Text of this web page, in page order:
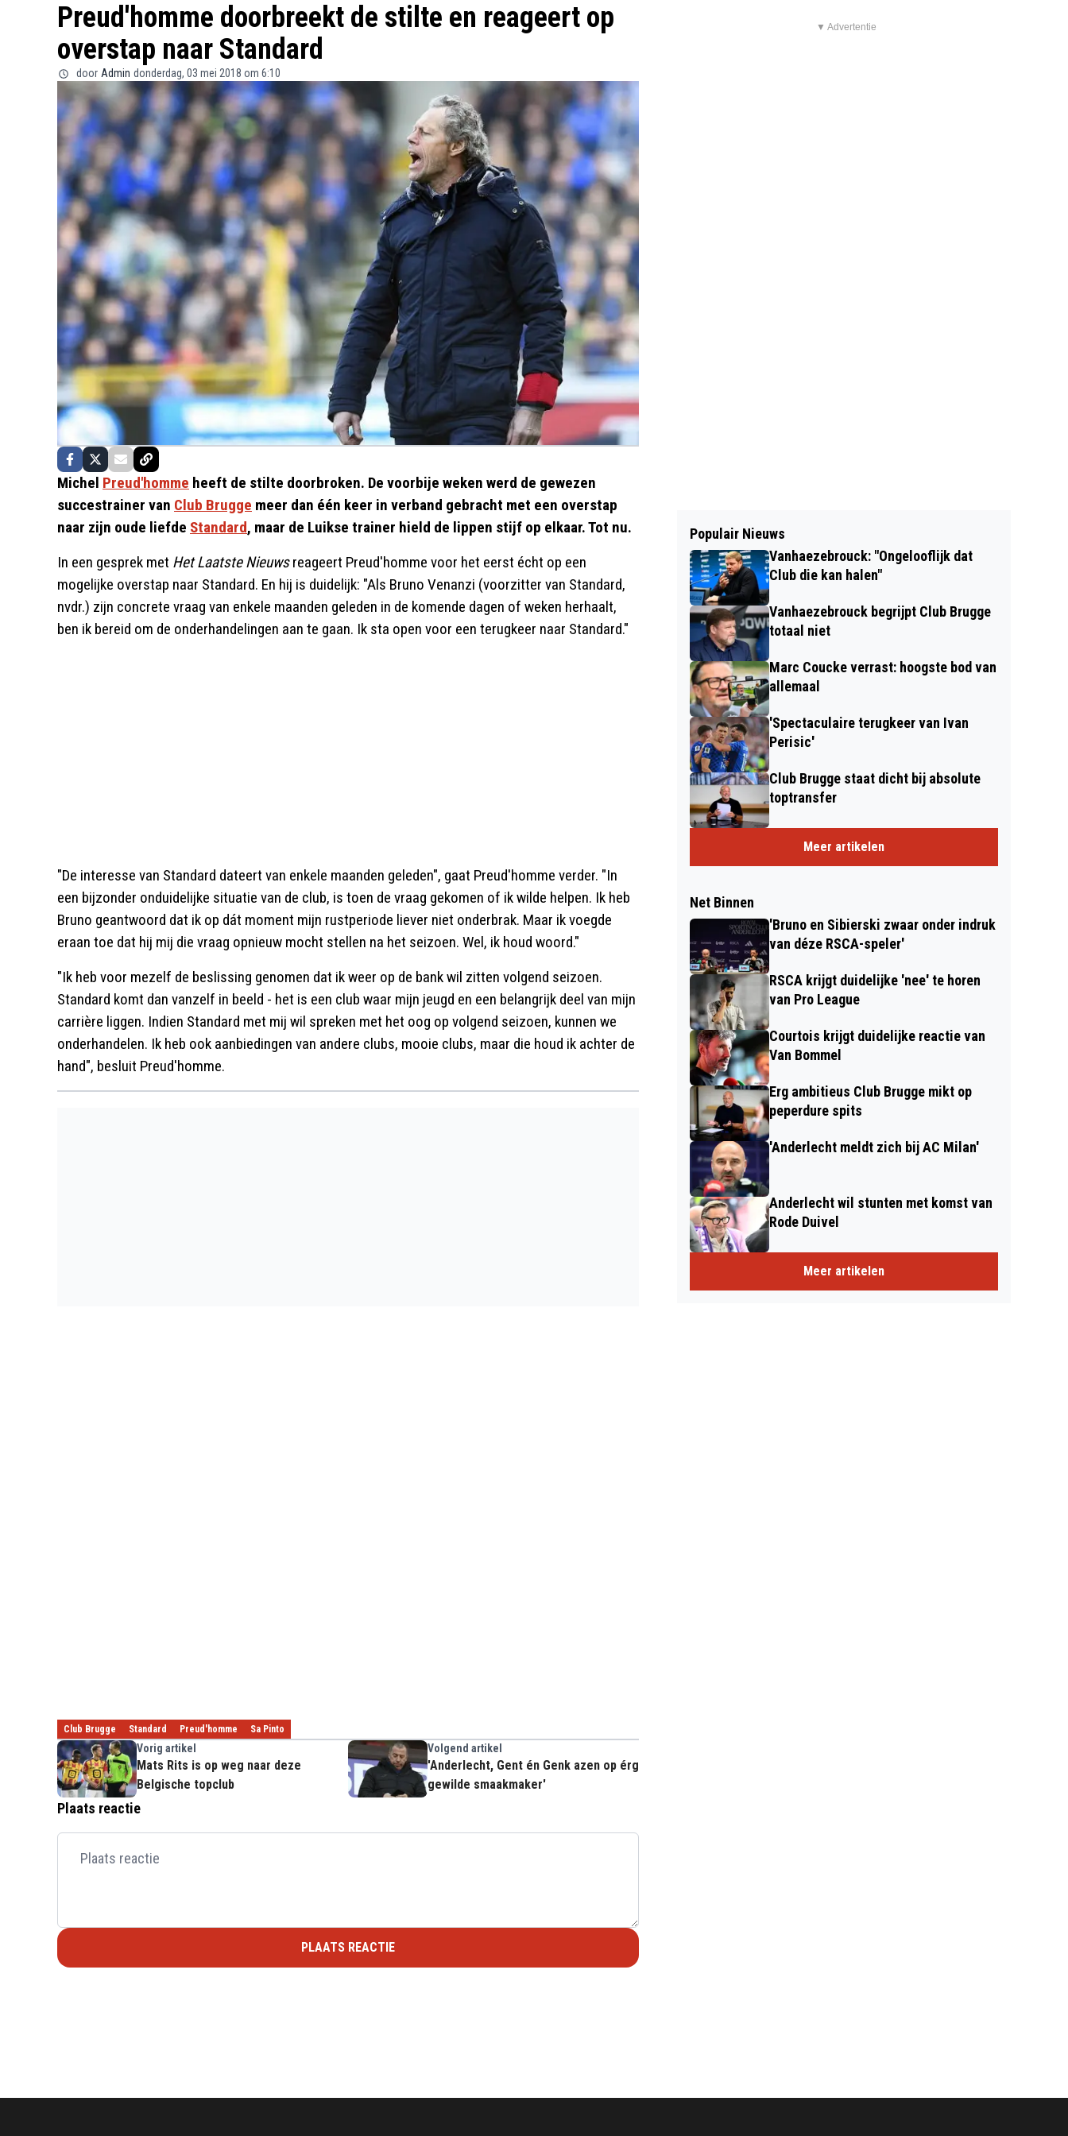
Preud'homme doorbreekt de stilte en reageert op
overstap naar Standard
door Admin donderdag, 03 mei 2018 om 6:10
Michel Preud'homme heeft de stilte doorbroken. De voorbije weken werd de gewezen
succestrainer van Club Brugge meer dan één keer in verband gebracht met een overstap
naar zijn oude liefde Standard, maar de Luikse trainer hield de lippen stijf op elkaar. Tot nu.
In een gesprek met Het Laatste Nieuwsreageert Preud'homme voor het eerst écht op een
mogelijke overstap naar Standard. En hij is duidelijk: "Als Bruno Venanzi (voorzitter van Standard,
nvdr.) zijn concrete vraag van enkele maanden geleden in de komende dagen of weken herhaalt,
ben ik bereid om de onderhandelingen aan te gaan. Ik sta open voor een terugkeer naar Standard."
"De interesse van Standard dateert van enkele maanden geleden", gaat Preud'homme verder. "In
een bijzonder onduidelijke situatie van de club, is toen de vraag gekomen of ik wilde helpen. Ik heb
Bruno geantwoord dat ik op dát moment mijn rustperiode liever niet onderbrak. Maar ik voegde
eraan toe dat hij mij die vraag opnieuw mocht stellen na het seizoen. Wel, ik houd woord."
"Ik heb voor mezelf de beslissing genomen dat ik weer op de bank wil zitten volgend seizoen.
Standard komt dan vanzelf in beeld - het is een club waar mijn jeugd en een belangrijk deel van mijn
carrière liggen. Indien Standard met mij wil spreken met het oog op volgend seizoen, kunnen we
onderhandelen. Ik heb ook aanbiedingen van andere clubs, mooie clubs, maar die houd ik achter de
hand", besluit Preud'homme.
Club Brugge Standard Preud'homme Sa Pinto
Vorig artikel
Mats Rits is op weg naar deze
Belgische topclub
Volgend artikel
'Anderlecht, Gent én Genk azen op érg
gewilde smaakmaker'
Plaats reactie
PLAATS REACTIE
▼ Advertentie
Populair Nieuws
Vanhaezebrouck: "Ongelooflijk dat
Club die kan halen"
Vanhaezebrouck begrijpt Club Brugge
totaal niet
Marc Coucke verrast: hoogste bod van
allemaal
'Spectaculaire terugkeer van Ivan
Perisic'
Club Brugge staat dicht bij absolute
toptransfer
Meer artikelen
Net Binnen
'Bruno en Sibierski zwaar onder indruk
van déze RSCA-speler'
RSCA krijgt duidelijke 'nee' te horen
van Pro League
Courtois krijgt duidelijke reactie van
Van Bommel
Erg ambitieus Club Brugge mikt op
peperdure spits
'Anderlecht meldt zich bij AC Milan'
Anderlecht wil stunten met komst van
Rode Duivel
Meer artikelen